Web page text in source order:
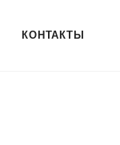
КОНТАКТЫ